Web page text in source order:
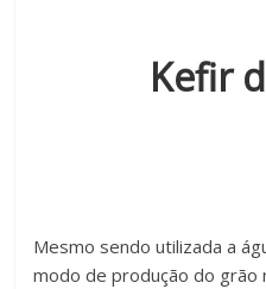
Kefir
Mesmo sendo utilizada a
modo de produção do grão